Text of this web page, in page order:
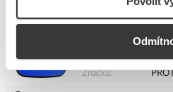
PROTEC Sada
Kód ELFETEX
Kód výrobce
Značka